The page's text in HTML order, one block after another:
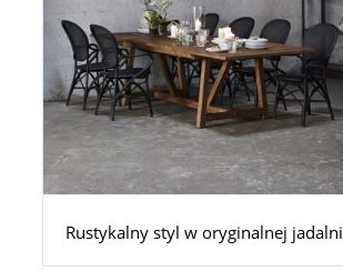
Rustykalny styl w oryginalnej jadalni